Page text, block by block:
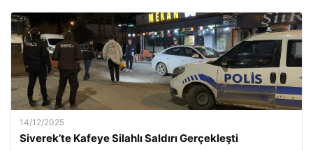
14/12/2025
Siverek’te Kafeye Silahlı Saldırı Gerçekleşti